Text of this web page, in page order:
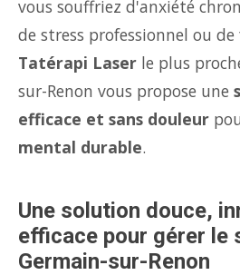
vous souffriez d'anxiété
de stress professionnel ou
Tatérapi Laser le plus
sur-Renon vous propose une
efficace et sans douleur
mental durable.
Une solution douce,
efficace pour gérer le
Germain-sur-Renon